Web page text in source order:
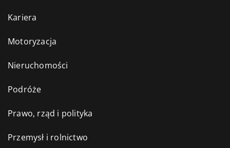
Kariera
Motoryzacja
Nieruchomości
Podróże
Prawo, rząd i polityka
Przemysł i rolnictwo